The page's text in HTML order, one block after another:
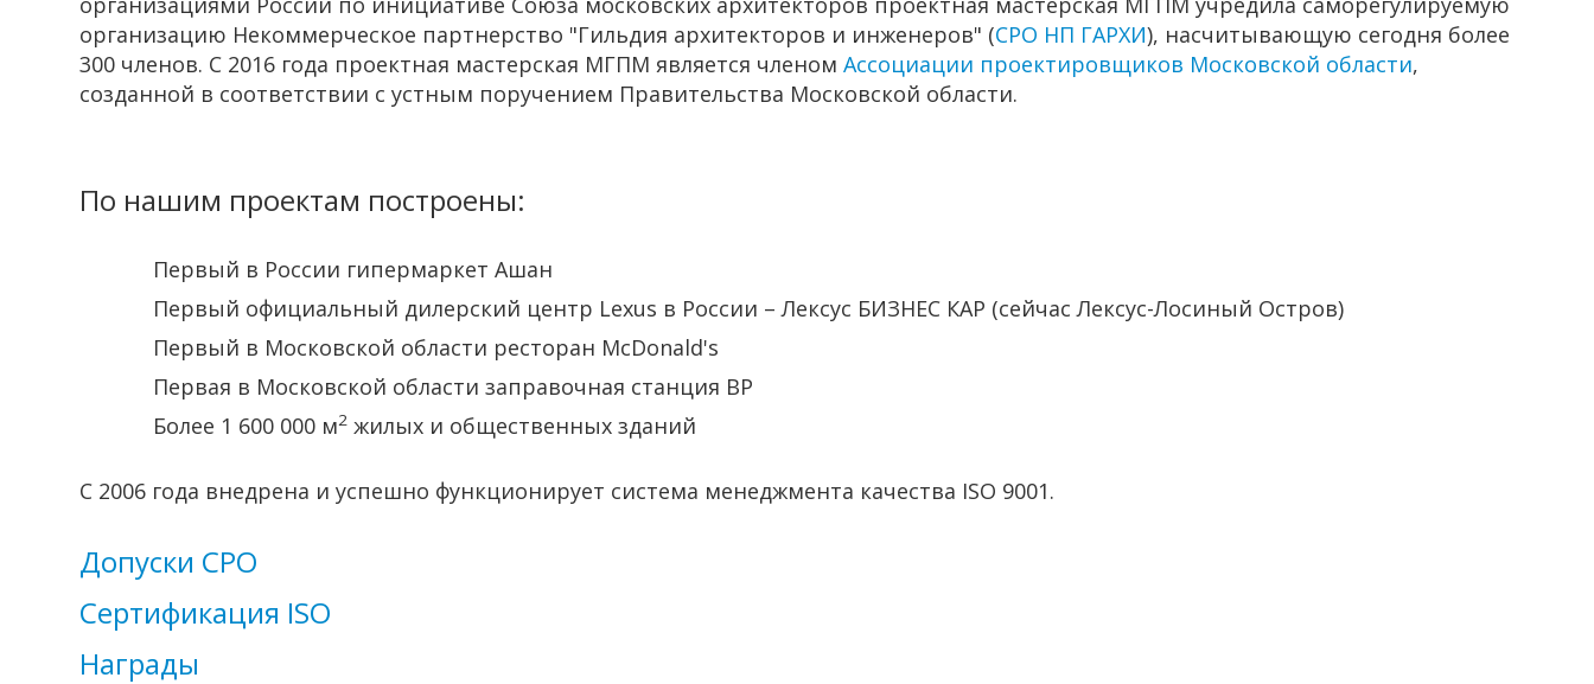
организацию Некоммерческое партнерство "Гильдия архитекторов и инженеров" (СРО НП ГАРХИ), насчитывающую сегодня более
300 членов. С 2016 года проектная мастерская МГПМ является членомАссоциации проектировщиков Московской области,
созданной в соответствии с устным поручением Правительства Московской области.
По нашим проектам построены:
Первый в России гипермаркет Ашан
Первый официальный дилерский центр Lexus в России – Лексус БИЗНЕС КАР (сейчас Лексус-Лосиный Остров)
Первый в Московской области ресторан МсDonald's
Первая в Московской области заправочная станция BP
Более 1 600 000 м2жилых и общественных зданий
C 2006 года внедрена и успешно функционирует система менеджмента качества ISO 9001.
Допуски СРО
Сертификация ISO
Награды